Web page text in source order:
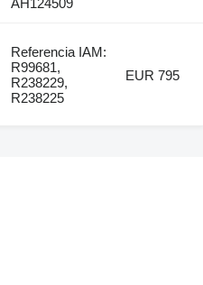
AH124509
Referencia IAM:
R99681,
R238229,
R238225
EUR 795